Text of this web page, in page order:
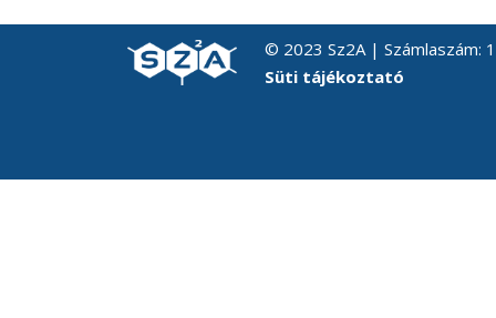
© 2023 Sz2A | Számlaszám:
Süti tájékoztató